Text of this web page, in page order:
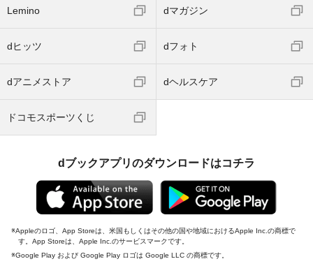
Lemino dマガジン
dヒッツ dフォト
dアニメストア dヘルスケア
ドコモスポーツくじ
dブックアプリのダウンロードはコチラ
Appleのロゴ、App Storeは、米国もしくはその他の国や地域におけるApple Inc.の商標で
す。App Storeは、Apple Inc.のサービスマークです。
Google Play および Google Play ロゴは Google LLC の商標です。